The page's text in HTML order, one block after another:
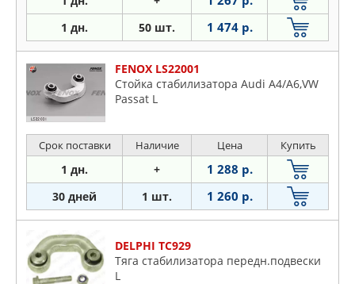
1 дн. 50 шт. 1 474 р.
FENOX LS22001
Стойка стабилизатора Audi A4/A6,VW
Passat L
Срок поставки Наличие Цена Купить
1 дн. + 1 288 р.
30 дней 1 шт. 1 260 р.
DELPHI TC929
Тяга стабилизатора передн.подвески
L